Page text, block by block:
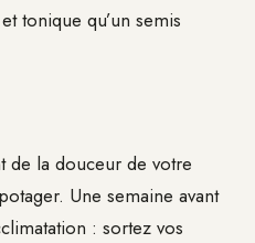
tonique qu’un semis
de la douceur de votre
Une semaine avant
: sortez vos